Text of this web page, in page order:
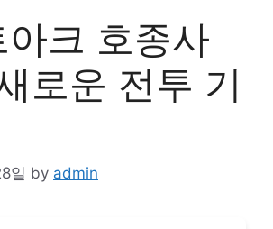
아크 호종사
로운 전투 기
일 by admin